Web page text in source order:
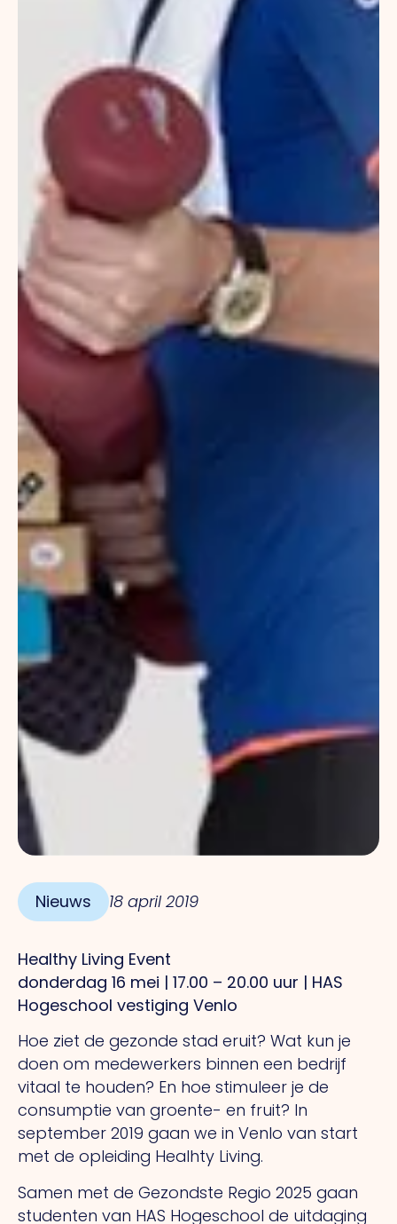
Nieuws 18 april 2019
Healthy Living Event
donderdag 16 mei | 17.00 – 20.00 uur | HAS
Hogeschool vestiging Venlo
Hoe ziet de gezonde stad eruit? Wat kun je
doen om medewerkers binnen een bedrijf
vitaal te houden? En hoe stimuleer je de
consumptie van groente- en fruit? In
september 2019 gaan we in Venlo van start
met de opleiding Healhty Living.
Samen met de Gezondste Regio 2025 gaan
studenten van HAS Hogeschool de uitdaging